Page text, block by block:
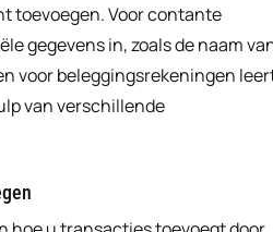
toevoegen. Voor contante
gegevens in, zoals de naam
voor beleggingsrekeningen
van verschillende